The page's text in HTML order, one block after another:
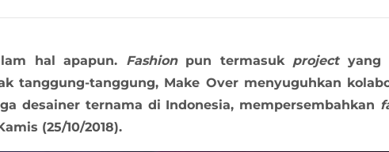
hal apapun. Fashionpun termasuk projectyang
tanggung-tanggung, Make Over menyuguhkan
desainer ternama di Indonesia, mempersembahkan
(25/10/2018).